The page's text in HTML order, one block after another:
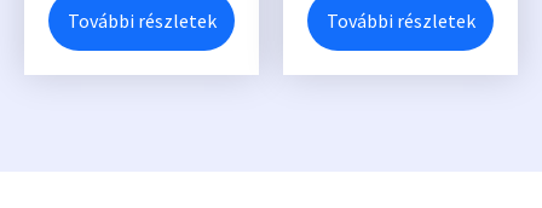
További részletek További részletek